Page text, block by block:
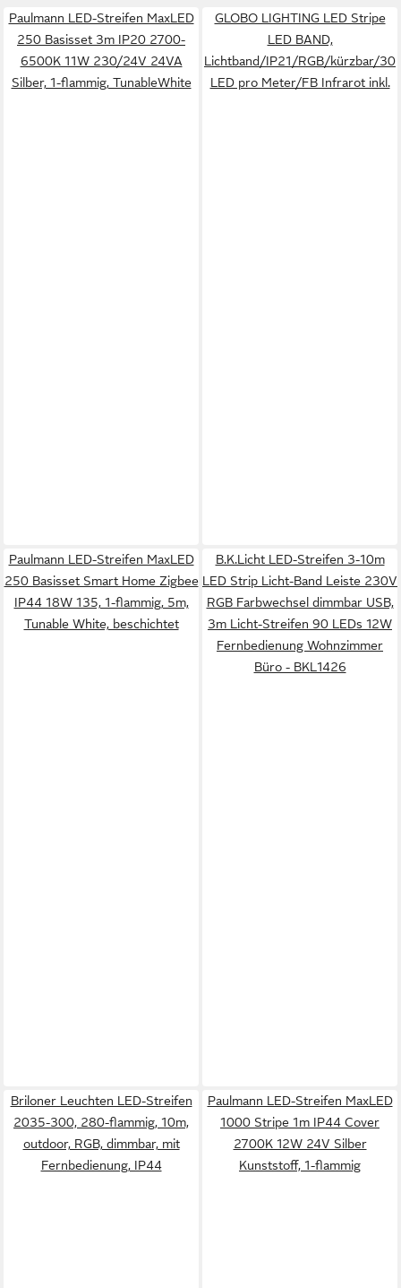
Paulmann LED-Streifen MaxLED
250 Basisset 3m IP20 2700-
6500K 11W 230/24V 24VA
Silber, 1-flammig, TunableWhite
GLOBO LIGHTING LED Stripe
LED BAND,
Lichtband/IP21/RGB/kürzbar/30
LED pro Meter/FB Infrarot inkl.
Paulmann LED-Streifen MaxLED
250 Basisset Smart Home Zigbee
IP44 18W 135, 1-flammig, 5m,
Tunable White, beschichtet
B.K.Licht LED-Streifen 3-10m
LED Strip Licht-Band Leiste 230V
RGB Farbwechsel dimmbar USB,
3m Licht-Streifen 90 LEDs 12W
Fernbedienung Wohnzimmer
Büro - BKL1426
Briloner Leuchten LED-Streifen
2035-300, 280-flammig, 10m,
outdoor, RGB, dimmbar, mit
Fernbedienung, IP44
Paulmann LED-Streifen MaxLED
1000 Stripe 1m IP44 Cover
2700K 12W 24V Silber
Kunststoff, 1-flammig